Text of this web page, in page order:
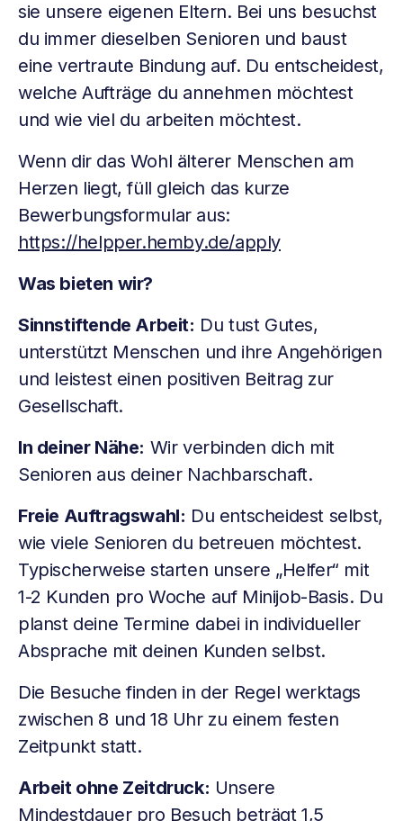
sie unsere eigenen Eltern. Bei uns besuchst
du immer dieselben Senioren und baust
eine vertraute Bindung auf. Du entscheidest,
welche Aufträge du annehmen möchtest
und wie viel du arbeiten möchtest.
Wenn dir das Wohl älterer Menschen am
Herzen liegt, füll gleich das kurze
Bewerbungsformular aus:
https://helpper.hemby.de/apply
Was bieten wir?
Sinnstiftende Arbeit: Du tust Gutes,
unterstützt Menschen und ihre Angehörigen
und leistest einen positiven Beitrag zur
Gesellschaft.
In deiner Nähe: Wir verbinden dich mit
Senioren aus deiner Nachbarschaft.
Freie Auftragswahl: Du entscheidest selbst,
wie viele Senioren du betreuen möchtest.
Typischerweise starten unsere „Helfer“ mit
1-2 Kunden pro Woche auf Minijob-Basis. Du
planst deine Termine dabei in individueller
Absprache mit deinen Kunden selbst.
Die Besuche finden in der Regel werktags
zwischen 8 und 18 Uhr zu einem festen
Zeitpunkt statt.
Arbeit ohne Zeitdruck: Unsere
Mindestdauer pro Besuch beträgt 1,5